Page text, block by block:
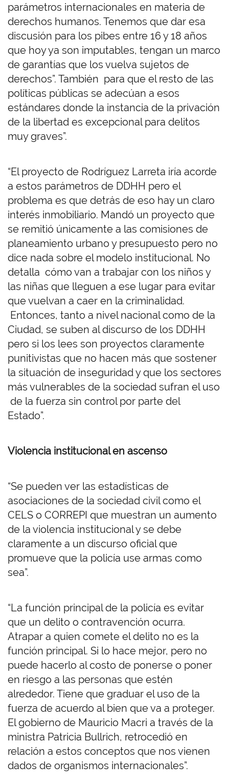
parámetros internacionales en materia de
derechos humanos. Tenemos que dar esa
discusión para los pibes entre 16 y 18 años
que hoy ya son imputables, tengan un marco
de garantías que los vuelva sujetos de
derechos”. También para que el resto de las
políticas públicas se adecúan a esos
estándares donde la instancia de la privación
de la libertad es excepcional para delitos
muy graves”.
“El proyecto de Rodríguez Larreta iría acorde
a estos parámetros de DDHH pero el
problema es que detrás de eso hay un claro
interés inmobiliario. Mandó un proyecto que
se remitió únicamente a las comisiones de
planeamiento urbano y presupuesto pero no
dice nada sobre el modelo institucional. No
detalla cómo van a trabajar con los niños y
las niñas que lleguen a ese lugar para evitar
que vuelvan a caer en la criminalidad.
Entonces, tanto a nivel nacional como de la
Ciudad, se suben al discurso de los DDHH
pero si los lees son proyectos claramente
punitivistas que no hacen más que sostener
la situación de inseguridad y que los sectores
más vulnerables de la sociedad sufran el uso
de la fuerza sin control por parte del
Estado”.
Violencia institucional en ascenso
“Se pueden ver las estadísticas de
asociaciones de la sociedad civil como el
CELS o CORREPI que muestran un aumento
de la violencia institucional y se debe
claramente a un discurso oficial que
promueve que la policía use armas como
sea”.
“La función principal de la policía es evitar
que un delito o contravención ocurra.
Atrapar a quien comete el delito no es la
función principal. Si lo hace mejor, pero no
puede hacerlo al costo de ponerse o poner
en riesgo a las personas que estén
alrededor. Tiene que graduar el uso de la
fuerza de acuerdo al bien que va a proteger.
El gobierno de Mauricio Macri a través de la
ministra Patricia Bullrich, retrocedió en
relación a estos conceptos que nos vienen
dados de organismos internacionales”.